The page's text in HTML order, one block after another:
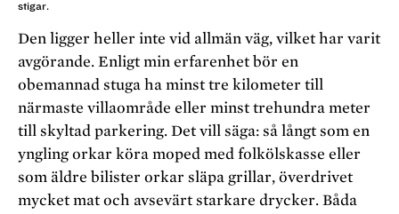
stigar.
Den ligger heller inte vid allmän väg, vilket har varit
avgörande. Enligt min erfarenhet bör en
obemannad stuga ha minst tre kilometer till
närmaste villaområde eller minst trehundra meter
till skyltad parkering. Det vill säga: så långt som en
yngling orkar köra moped med folkölskasse eller
som äldre bilister orkar släpa grillar, överdrivet
mycket mat och avsevärt starkare drycker. Båda